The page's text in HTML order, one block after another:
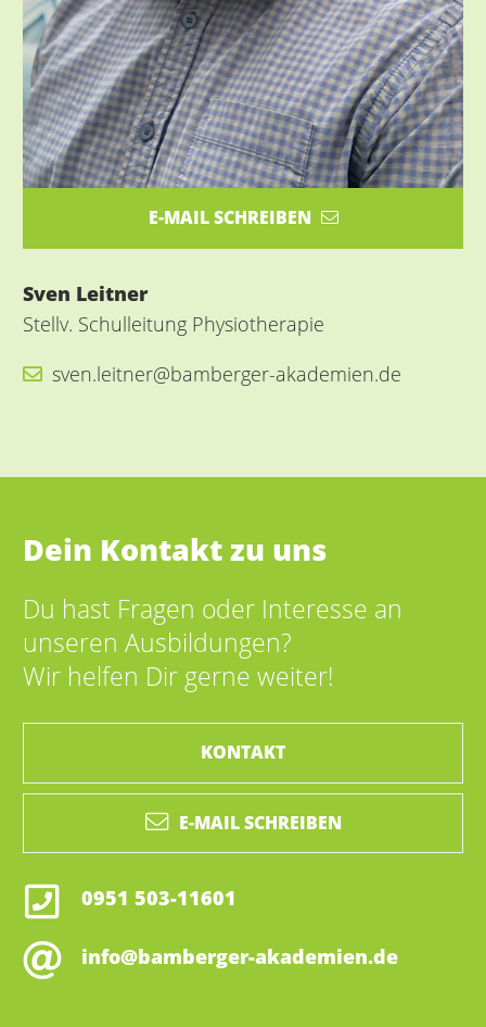
E-MAIL SCHREIBEN
Sven Leitner
Stellv. Schulleitung Physiotherapie
sven.leitner@bamberger-akademien.de
Dein Kontakt zu uns
Du hast Fragen oder Interesse an
unseren Ausbildungen?
Wir helfen Dir gerne weiter!
KONTAKT
E-MAIL SCHREIBEN
0951 503-11601
info@bamberger-akademien.de